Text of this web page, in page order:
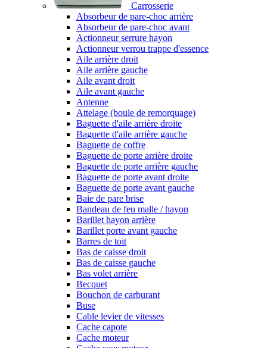
Carrosserie
Absorbeur de pare-choc arrière
Absorbeur de pare-choc avant
Actionneur serrure hayon
Actionneur verrou trappe d'essence
Aile arrière droit
Aile arrière gauche
Aile avant droit
Aile avant gauche
Antenne
Attelage (boule de remorquage)
Baguette d'aile arrière droite
Baguette d'aile arrière gauche
Baguette de coffre
Baguette de porte arrière droite
Baguette de porte arrière gauche
Baguette de porte avant droite
Baguette de porte avant gauche
Baie de pare brise
Bandeau de feu malle / hayon
Barillet hayon arrière
Barillet porte avant gauche
Barres de toit
Bas de caisse droit
Bas de caisse gauche
Bas volet arrière
Becquet
Bouchon de carburant
Buse
Cable levier de vitesses
Cache capote
Cache moteur